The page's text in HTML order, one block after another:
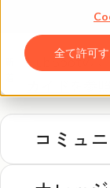
全て許可
HubSpotの
コミュ